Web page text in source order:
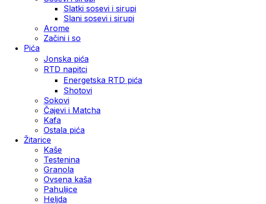
Slatki sosevi i sirupi
Slani sosevi i sirupi
Arome
Začini i so
Pića
Jonska pića
RTD napitci
Energetska RTD pića
Shotovi
Sokovi
Čajevi i Matcha
Kafa
Ostala pića
Žitarice
Kaše
Testenina
Granola
Ovsena kaša
Pahuljice
Heljda